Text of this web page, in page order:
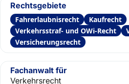
Rechtsgebiete
Fahrerlaubnisrecht
Kaufrecht
Verkehrsstraf- und OWi-Recht
Versicherungsrecht
Fachanwalt für
Verkehrsrecht